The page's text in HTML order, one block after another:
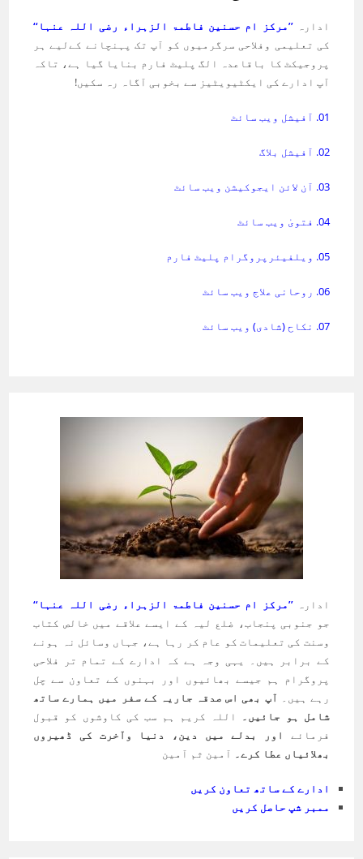
ادارہ’’مرکز ام حسنین فاطمۃ الزہراء رضی اللہ عنہا‘‘
کی تعلیمی وفلاحی سرگرمیوں کو آپ تک پہنچانے کےلیے ہر
پروجیکٹ کا باقاعدہ الگ پلیٹ فارم بنایا گیا ہے، تاکہ
آپ ادارے کی ایکٹیویٹیز سے بخوبی آگاہ رہ سکیں!
01. آفیشل ویب سائٹ
02. آفیشل بلاگ
03. آن لائن ایجوکیشن ویب سائٹ
04. فتویٰ ویب سائٹ
05. ویلفیئرپروگرام پلیٹ فارم
06. روحانی علاج ویب سائٹ
07. نکاح (شادی) ویب سائٹ
ادارہ ’’مرکز ام حسنین فاطمۃ الزہراء رضی اللہ عنہا‘‘
جو جنوبی پنجاب، ضلع لیہ کے ایسے علاقے میں خالص کتاب
وسنت کی تعلیمات کو عام کر رہا ہے، جہاں وسائل نہ ہونے
کے برابر ہیں۔ یہی وجہ ہے کہ ادارے کے تمام تر فلاحی
پروگرام ہم جیسے بھائیوں اور بہنوں کے تعاون سے چل
رہے ہیں۔ آپ بھی اس صدقہ جاریہ کے سفر میں ہمارے ساتھ
شامل ہو جائیں۔ اللہ کریم ہم سب کی کاوشوں کو قبول
فرمائے
اور بدلے میں دین، دنیا وآخرت کی ڈھیروں
بھلائیاں عطا کرے۔ آمین ثم آمین
ادارے کے ساتھ تعاون کریں
ممبر شپ حاصل کریں